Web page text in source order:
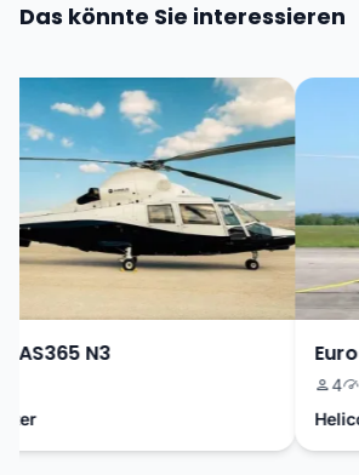
Das könnte Sie interessieren
N3
4